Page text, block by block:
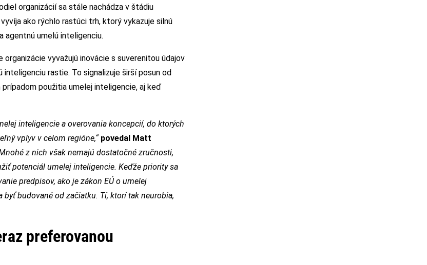
organizácií sa stále nachádza v štádiu
ako rýchlo rastúci trh, ktorý vykazuje silnú
agentnú umelú inteligenciu.
vyvažujú inovácie s suverenitou údajov
rastie. To signalizuje širší posun od
použitia umelej inteligencie, aj keď
inteligencie a overovania koncepcií, do ktorých
vplyv v celom regióne,“ povedal Matt
z nich však nemajú dostatočné zručnosti,
potenciál umelej inteligencie. Keďže priority sa
predpisov, ako je zákon EÚ o umelej
budované od začiatku. Tí, ktorí tak neurobia,
preferovanou